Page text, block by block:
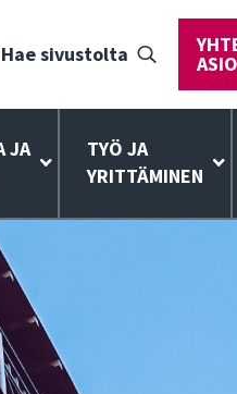
Hae sivustolta
JA
TYÖ JA
YRITTÄMINEN